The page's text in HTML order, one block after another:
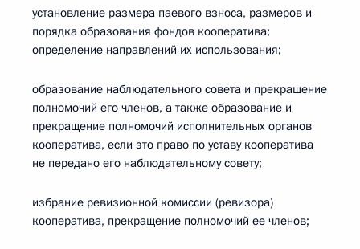
установление размера паевого взноса, размеров и
порядка образования фондов кооператива;
определение направлений их использования;
образование наблюдательного совета и прекращение
полномочий его членов, а также образование и
прекращение полномочий исполнительных органов
кооператива, если это право по уставу кооператива
не передано его наблюдательному совету;
избрание ревизионной комиссии (ревизора)
кооператива, прекращение полномочий ее членов;